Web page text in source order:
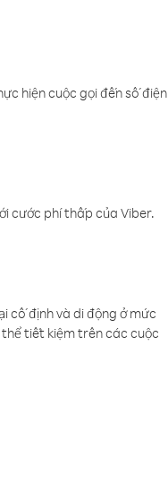
hiện cuộc gọi đến số điện
cước phí thấp của Viber.
cố định và di động ở mức
tiết kiệm trên các cuộc